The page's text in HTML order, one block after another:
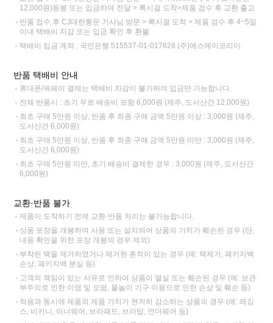
12,000원)동봉 또는 입금하여 전달 > 록시걸 도착>제품 검수 후 교환 출고
반품 접수 후 CJ대한통운 기사님 방문 > 록시걸 도착 > 제품 검수 후 4~5일
이내 택배비 차감 또는 입금 확인 후 환불
택배비 입금 계좌 : 국민은행 515537-01-017828 (주)에스에이코리아
반품 택배비 안내
휴대폰/쓱페이 결제는 택배비 차감이 불가하여 입금만 가능합니다.
전체 반품시 : 초기 무료 배송비 포함 6,000원 (제주, 도서산간 12,000원)
최초 구매 5만원 이상, 반품 후 최종 구매 금액 5만원 이상 : 3,000원 (제주,
도서산간 6,000원)
최초 구매 5만원 이상, 반품 후 최종 구매 금액 5만원 미만 : 3,000원 (제주,
도서산간 6,000원)
최초 구매 5만원 미만, 초기 배송비 결제한 경우 : 3,000원 (제주, 도서산간
6,000원)
교환·반품 불가
제품이 도착하기 전에 교환·반품 처리는 불가능합니다.
상품 포장을 개봉하여 사용 또는 설치되어 상품의 가치가 훼손된 경우 (단,
내용 확인을 위한 포장 개봉의 경우 제외)
부착된 택을 제거하였거나 제거한 흔적이 있는 경우 (예: 택제거, 패키지백
손상, 패키지백 분실 등)
고객의 책임이 있는 사유로 인하여 상품이 멸실 또는 훼손된 경우 (예: 보관
부주의로 인한 이염 및 오염, 물놀이 기구 이용으로 인한 손상 및 훼손 등)
착용과 동시에 제품의 제품 가치가 현저히 감소하는 상품의 경우 (예: 레깅
스, 비키니, 이너웨어, 브라패드, 브라탑, 언더웨어 등)